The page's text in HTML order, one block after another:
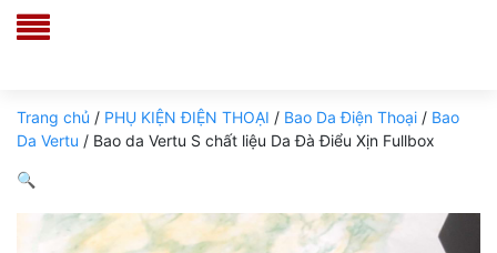
Trang chủ / PHỤ KIỆN ĐIỆN THOẠI / Bao Da Điện Thoại / Bao
Da Vertu / Bao da Vertu S chất liệu Da Đà Điểu Xịn Fullbox
🔍